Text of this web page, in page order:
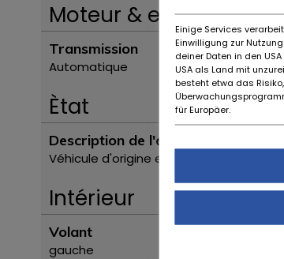
Moteur &
Transmission
Automatique
Ètat
Description de l'état
Véhicule d'origine en état de fonctionner
Intérieur
Volant
gauche
Einige Services
Einwilligung zur
deiner Daten in den
USA als Land mit
besteht etwa das
für Europäer.